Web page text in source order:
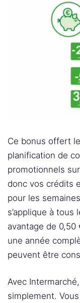
Ce bonus offert
planification de
promotionnels
donc vos crédits
pour les
s’applique à
avantage de
une année
peuvent être
Avec Intermarché,
simplement.